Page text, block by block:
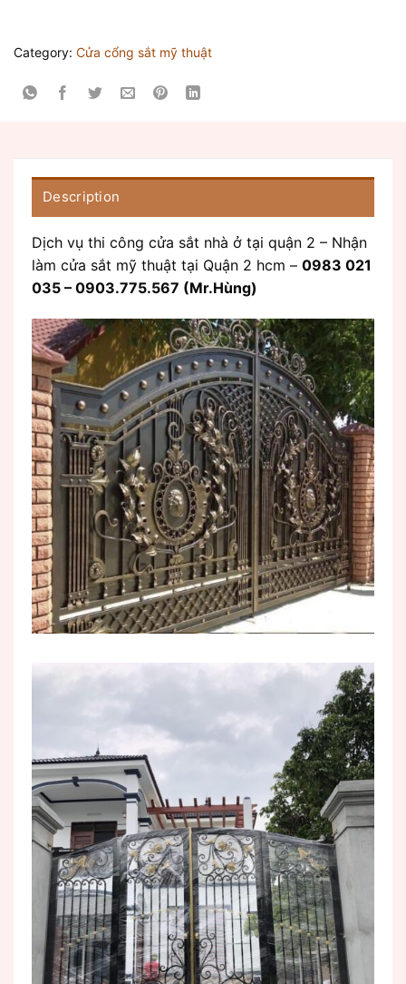
Category: Cửa cổng sắt mỹ thuật
Description
Dịch vụ thi công cửa sắt nhà ở tại quận 2 – Nhận
làm cửa sắt mỹ thuật tại Quận 2 hcm – 0983 021
035 – 0903.775.567 (Mr.Hùng)